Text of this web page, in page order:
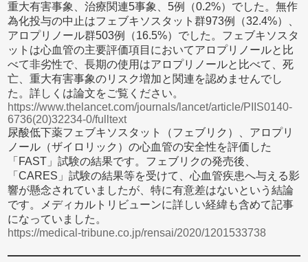
重大有害事象、治療関連5事象、5例（0.2%）でした。無作
為化投与の中止はフェブキソスタット群973例（32.4%）、
アロプリノール群503例（16.5%）でした。フェブキソスタ
ットは心血管の主要評価項目においてアロプリノールと比
べて非劣性で、長期の使用はアロプリノールと比べて、死
亡、重大有害事象のリスク増加と関連を認めませんでし
た。詳しくは論文をご覧ください。
https://www.thelancet.com/journals/lancet/article/PIIS0140-
6736(20)32234-0/fulltext
尿酸低下薬フェブキソスタット（フェブリク）、アロプリ
ノール（ザイロリック）の心血管の安全性を評価した
「FAST」試験の結果です。フェブリクの発売後、
「CARES」試験の結果等を受けて、心血管疾患へ与える影
響が懸念されていましたが、特に有意差はないという結論
です。メディカルトリビューンに詳しい経緯も含めて記事
になっていました。
https://medical-tribune.co.jp/rensai/2020/1201533738